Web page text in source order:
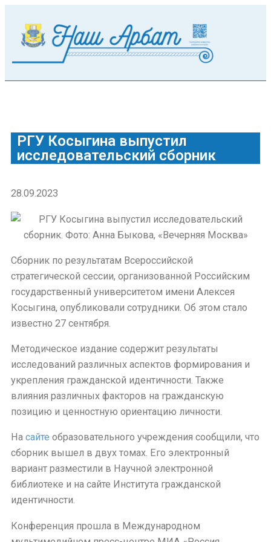
РГУ Косыгина выпустил
исследовательский сборник
28.09.2023
Сборник по результатам Всероссийской
стратегической сессии, организованной Российским
государственный университетом имени Алексея
Косыгина, опубликовали сотрудники. Об этом стало
известно 27 сентября.
Методическое издание содержит результаты
исследований различных аспектов формирования и
укрепления гражданской идентичности. Также
влияния различных факторов на гражданскую
позицию и ценностную ориентацию личности.
На сайте образовательного учреждения сообщили, что
сборник вышел в двух томах. Его электронный
вариант разместили в Научной электронной
библиотеке и на сайте Института гражданской
идентичности.
Конференция прошла в Международном